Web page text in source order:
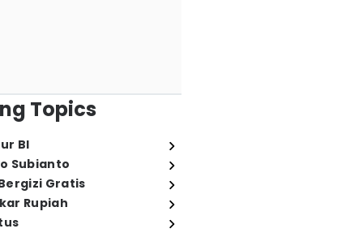
Topics
BI
Subianto
Gratis
Rupiah